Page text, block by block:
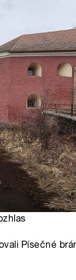
Písečné